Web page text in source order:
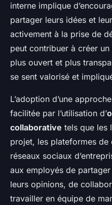
interne implique
partager leurs idées et
activement à la prise de
peut contribuer à créer
plus ouvert et plus
se sent valorisé et
L’adoption d’une
facilitée par l’utilisation d’
collaborative tels que les
projet, les plateformes de
réseaux sociaux
aux employés de
leurs opinions, de
travailler en équipe de